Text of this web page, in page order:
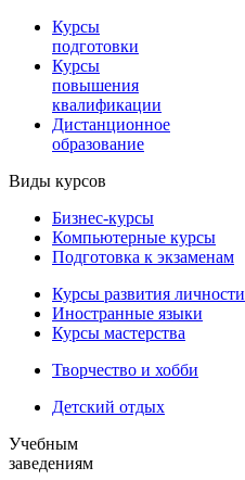
Курсы
подготовки
Курсы
повышения
квалификации
Дистанционное
образование
Виды курсов
Бизнес-курсы
Компьютерные курсы
Подготовка к экзаменам
Курсы развития личности
Иностранные языки
Курсы мастерства
Творчество и хобби
Детский отдых
Учебным
заведениям